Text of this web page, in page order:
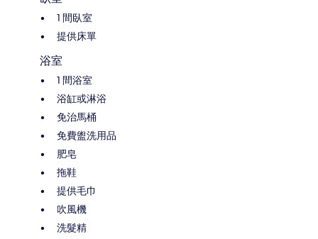
1 間臥室
提供床單
浴室
1 間浴室
浴缸或淋浴
免治馬桶
免費盥洗用品
肥皂
拖鞋
提供毛巾
吹風機
洗髮精